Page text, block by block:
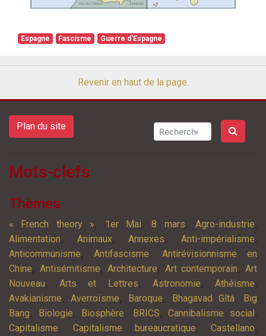
Espagne Fascisme Guerre d'Espagne
Revenir en haut de la page.
Plan du site
Mots-clefs
Thèmes
« French theory », 1er Mai,8 mars, Agro-industrie,
Alimentation, Animaux,Annexes,Anti-impérialisme,
Anticommunisme, Antifascisme, Antirévisionnisme en
Chine, Antisémitisme,Architecture, Art contemporain,Art
Nouveau,Arts et Lettres, Astronomie,Athéisme,
Avakianisme,Averroïsme, Baroque, Bhagavad Gîtâ,
Big
Bang, Biologie, Biosphère, BRICS,Cannibalisme social ,
Capitalisme,Capitalisme bureaucratique,Castellano,